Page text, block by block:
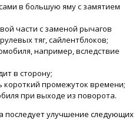
в большую яму с замятием
части с заменой рычагов
тяг, сайлентблоков;
например, вследствие
в сторону;
промежуток времени;
при выходе из поворота.
последует улучшение следующих